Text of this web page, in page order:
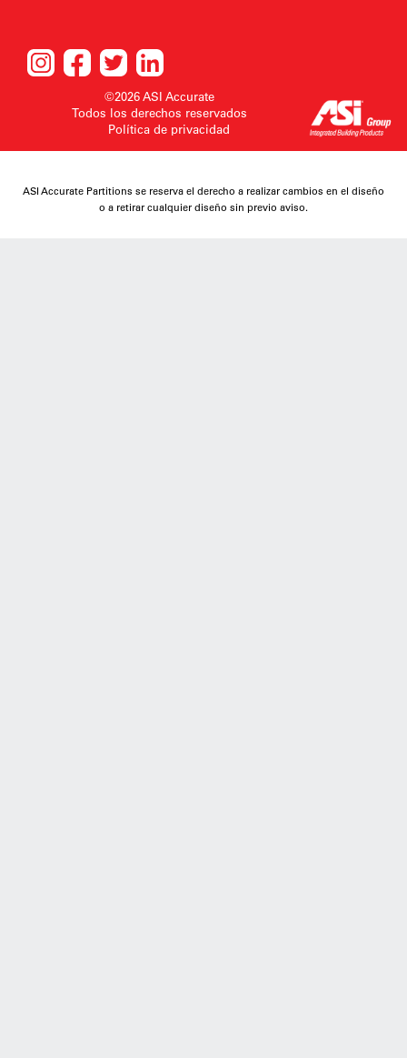
©2026 ASI Accurate
Todos los derechos reservados
Política de privacidad
ASI Accurate Partitions se reserva el derecho a realizar cambios en el diseño
o a retirar cualquier diseño sin previo aviso.